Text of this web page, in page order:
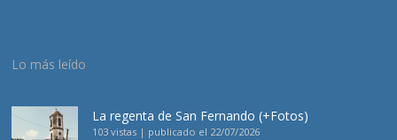
Lo más leído
La regenta de San Fernando (+Fotos)
103 vistas | publicado el 22/07/2026